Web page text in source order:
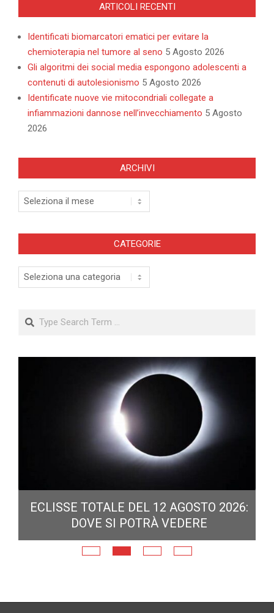
ARTICOLI RECENTI
Identificati biomarcatori ematici per evitare la
chemioterapia nel tumore al seno 5 Agosto 2026
Gli algoritmi dei social media espongono adolescenti a
contenuti di autolesionismo 5 Agosto 2026
Identificate nuove vie mitocondriali collegate a
infiammazioni dannose nell’invecchiamento 5 Agosto
2026
ARCHIVI
Archivi
CATEGORIE
Categorie
ECLISSE TOTALE DEL 12 AGOSTO 2026:
DOVE SI POTRÀ VEDERE